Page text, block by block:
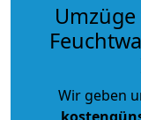
Wir geben